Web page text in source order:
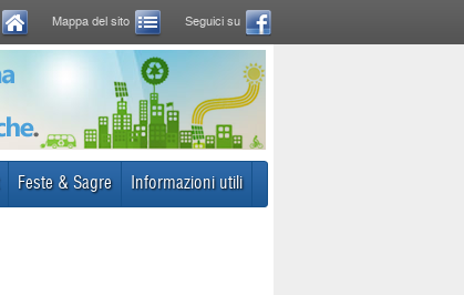
Mappa del sito Seguici su
Feste & Sagre Informazioni utili